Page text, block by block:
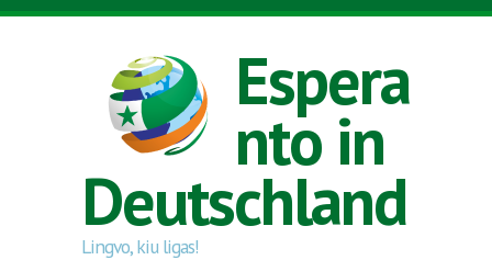
Direkt zum Inhalt
Espera
nto in
Deutschland
Lingvo, kiu ligas!